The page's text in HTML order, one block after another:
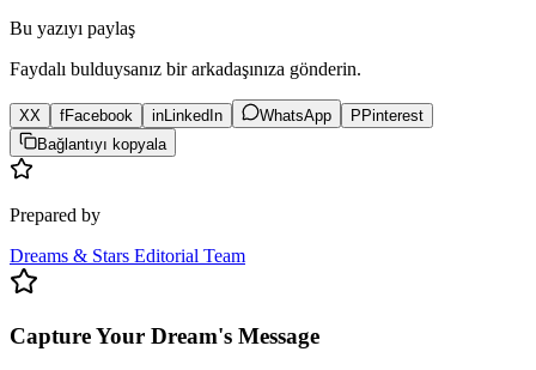
Bu yazıyı paylaş
Faydalı bulduysanız bir arkadaşınıza gönderin.
XX fFacebook inLinkedIn WhatsApp P Pinterest
Bağlantıyı kopyala
Prepared by
Dreams & Stars Editorial Team
Capture Your Dream's Message